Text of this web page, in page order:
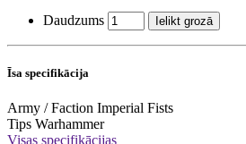
Daudzums Ielikt grozā
Īsa specifikācija
Army / Faction Imperial Fists
Tips Warhammer
Visas specifikācijas